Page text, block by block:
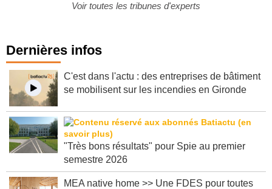
Voir toutes les tribunes d'experts
Dernières infos
C'est dans l'actu : des entreprises de bâtiment
se mobilisent sur les incendies en Gironde
"Très bons résultats" pour Spie au premier
semestre 2026
MEA native home >> Une FDES pour toutes